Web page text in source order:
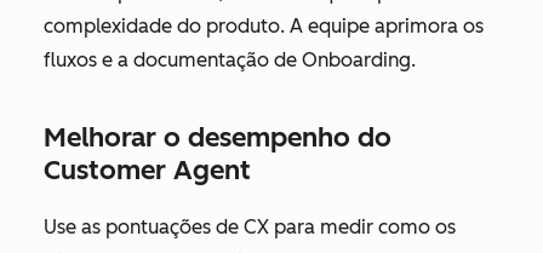
complexidade do produto. A equipe aprimora os
fluxos e a documentação de Onboarding.
Melhorar o desempenho do
Customer Agent
Use as pontuações de CX para medir como os